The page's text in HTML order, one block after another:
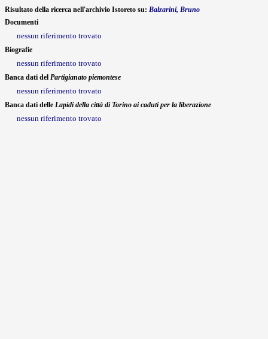
Risultato della ricerca nell'archivio Istoreto su: Balzarini, Bruno
Documenti
nessun riferimento trovato
Biografie
nessun riferimento trovato
Banca dati del Partigianato piemontese
nessun riferimento trovato
Banca dati delle Lapidi della città di Torino ai caduti per la liberazione
nessun riferimento trovato